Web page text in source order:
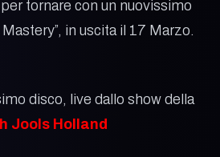
tornare con un nuovissimo
in uscita il 17 Marzo.
disco, live dallo show della
Jools Holland